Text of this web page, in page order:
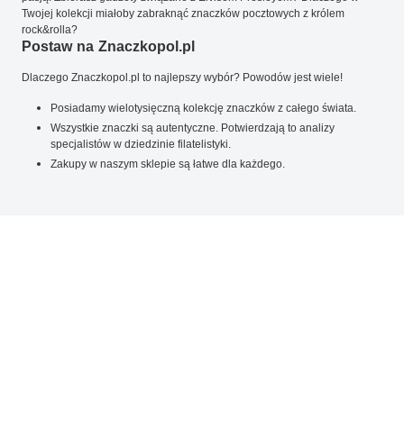
Twojej kolekcji miałoby zabraknąć znaczków pocztowych z królem
rock&rolla?
Postaw na Znaczkopol.pl
Dlaczego Znaczkopol.pl to najlepszy wybór? Powodów jest wiele!
Posiadamy wielotysięczną kolekcję znaczków z całego świata.
Wszystkie znaczki są autentyczne. Potwierdzają to analizy
specjalistów w dziedzinie filatelistyki.
Zakupy w naszym sklepie są łatwe dla każdego.